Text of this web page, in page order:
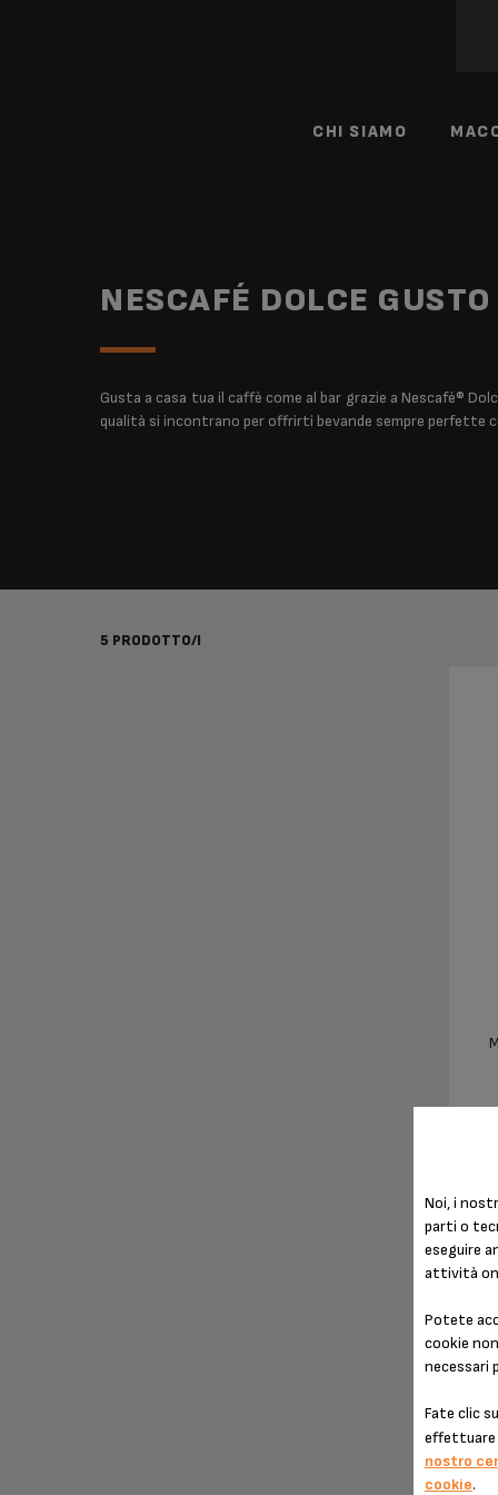
CHI SIAMO
NESCAFÉ DOLCE GUSTO
Gusta a casa tua il caffè come al bar grazie a Nescafé®
qualità si incontrano per offrirti bevande sempre perfette
5 PRODOTTO/I
Noi, i
parti o
eseguire
attività
Potete
cookie
necessari
Fate clic
effettuare
nostro
cookie.